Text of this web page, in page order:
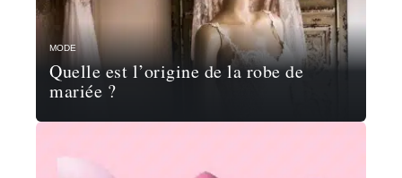
MODE
Quelle est l’origine de la robe de
mariée ?